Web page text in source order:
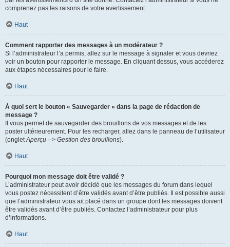
comprenez pas les raisons de votre avertissement.
Haut
Comment rapporter des messages à un modérateur ?
Si l’administrateur l’a permis, allez sur le message à signaler et vous devriez
voir un bouton pour rapporter le message. En cliquant dessus, vous accéderez
aux étapes nécessaires pour le faire.
Haut
À quoi sert le bouton « Sauvegarder » dans la page de rédaction de
message ?
Il vous permet de sauvegarder des brouillons de vos messages et de les
poster ultérieurement. Pour les recharger, allez dans le panneau de l’utilisateur
(ongletAperçu --> Gestion des brouillons).
Haut
Pourquoi mon message doit être validé ?
L’administrateur peut avoir décidé que les messages du forum dans lequel
vous postez nécessitent d’être validés avant d’être publiés. Il est possible aussi
que l’administrateur vous ait placé dans un groupe dont les messages doivent
être validés avant d’être publiés. Contactez l’administrateur pour plus
d’informations.
Haut